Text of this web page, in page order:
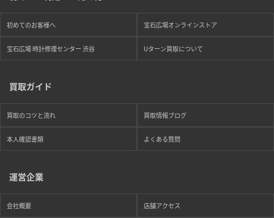
初めてのお客様へ 宝石広場オンラインストア
宝石広場 時計修理センター 渋谷 Uターン買取について
買取ガイド
買取のコツと流れ 買取情報ブログ
本人確認書類 よくある質問
運営企業
会社概要 店舗アクセス